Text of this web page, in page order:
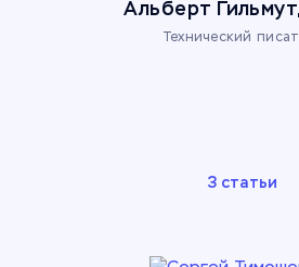
Альберт
Технический
3 статьи